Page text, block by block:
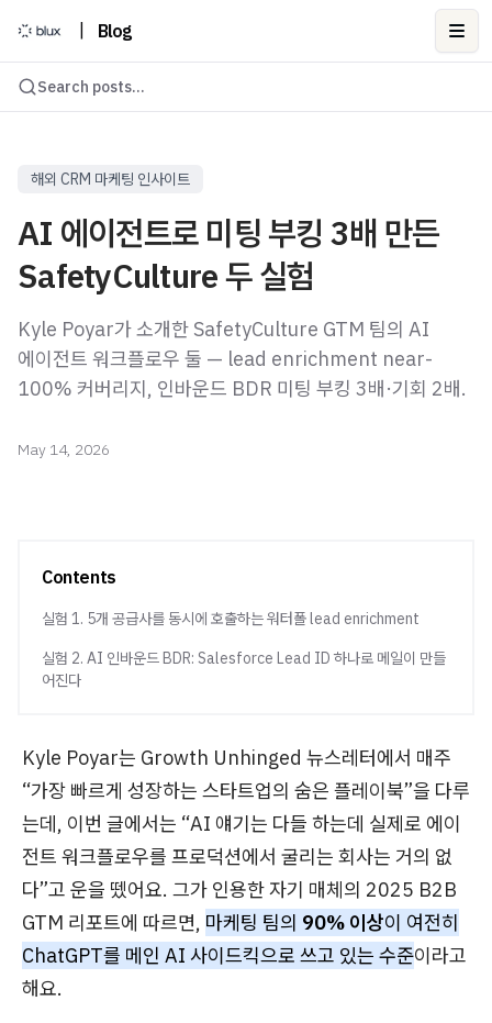
Blog
Search posts...
해외 CRM 마케팅 인사이트
AI 에이전트로 미팅 부킹 3배 만든
SafetyCulture 두 실험
Kyle Poyar가 소개한 SafetyCulture GTM 팀의 AI
에이전트 워크플로우 둘 — lead enrichment near-
100% 커버리지, 인바운드 BDR 미팅 부킹 3배·기회 2배.
May 14, 2026
Contents
실험 1. 5개 공급사를 동시에 호출하는 워터폴 lead enrichment
실험 2. AI 인바운드 BDR: Salesforce Lead ID 하나로 메일이 만들
어진다
Kyle Poyar는 Growth Unhinged 뉴스레터에서 매주
“가장 빠르게 성장하는 스타트업의 숨은 플레이북”을 다루
는데, 이번 글에서는 “AI 얘기는 다들 하는데 실제로 에이
전트 워크플로우를 프로덕션에서 굴리는 회사는 거의 없
다”고 운을 뗐어요. 그가 인용한 자기 매체의 2025 B2B
GTM 리포트에 따르면, 마케팅 팀의 90% 이상이 여전히
ChatGPT를 메인 AI 사이드킥으로 쓰고 있는 수준이라고
해요.